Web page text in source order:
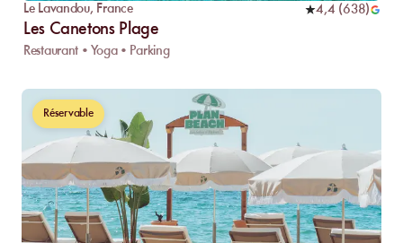
Le Lavandou, France 4,4 (638)
Les Canetons Plage
Restaurant • Yoga • Parking
Réservable